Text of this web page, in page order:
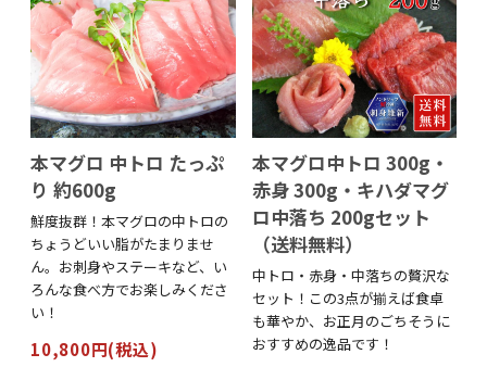
本マグロ 中トロ たっぷ
り 約600g
鮮度抜群！本マグロの中トロの
ちょうどいい脂がたまりませ
ん。お刺身やステーキなど、い
ろんな食べ方でお楽しみくださ
い！
10,800円(税込)
本マグロ中トロ 300g・
赤身 300g・キハダマグ
ロ中落ち 200gセット
（送料無料）
中トロ・赤身・中落ちの贅沢な
セット！この3点が揃えば食卓
も華やか、お正月のごちそうに
おすすめの逸品です！